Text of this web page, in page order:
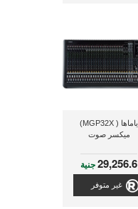
ياماها ( MGP32X)
ميكسر صوت
29,256.6جنية
غير متوفر